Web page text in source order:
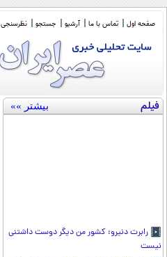
صفحه اول تماس با ما آرشیو جستجو نظرسنجی
فیلم بیشتر »»
رابرت دنیرو: کشور من دیگر دوست داشتنی
نیست